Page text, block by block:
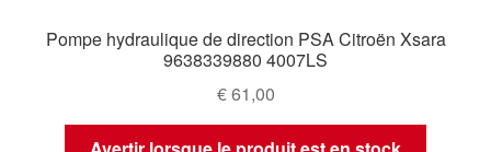
Pompe hydraulique de direction PSA Citroën Xsara
9638339880 4007LS
€61,00